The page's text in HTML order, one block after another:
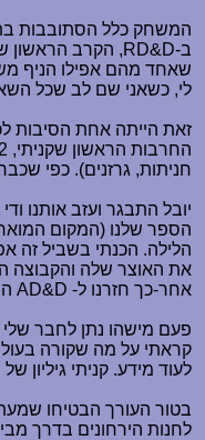
המשחק כלל הסתובבות
ב-RD&D, הקרב הראשון
שאחד מהם אפילו הניף
לי, כשאני שם לב שכל
זאת הייתה אחת הסיבות
חניתות, גרזנים). כפי
יובל התבגר ועזב אותנו
הספר שלנו (המקום המואר
הלילה. הכנתי בשביל זה
את האוצר שלה והקבוצה
אחר-כך חזרנו ל- AD&D
קראתי על מה שקורה
לעוד מידע. קניתי
בטור העורך הבטיחו
לחנות הירחונים בדרך